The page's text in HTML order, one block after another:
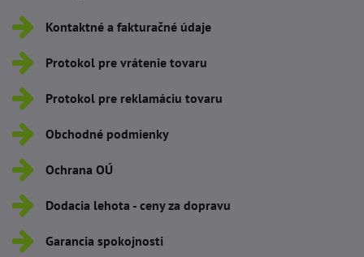
Kontaktné a fakturačné údaje
Protokol pre vrátenie tovaru
Protokol pre reklamáciu tovaru
Obchodné podmienky
Ochrana OÚ
Dodacia lehota - ceny za dopravu
Garancia spokojnosti